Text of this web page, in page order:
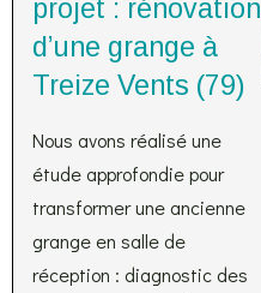
projet : rénovation
d’une grange à
Treize Vents (79)
Nous avons réalisé une
étude approfondie pour
transformer une ancienne
grange en salle de
réception : diagnostic des